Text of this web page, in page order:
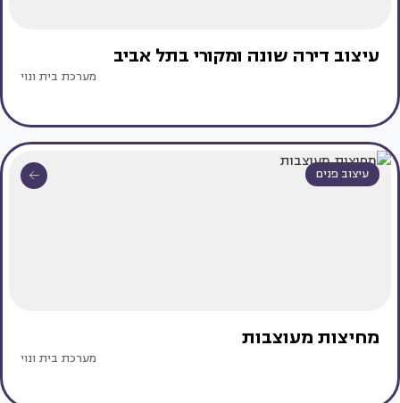
עיצוב דירה שונה ומקורי בתל אביב
מערכת בית ונוי
עיצוב פנים
מחיצות מעוצבות
מערכת בית ונוי